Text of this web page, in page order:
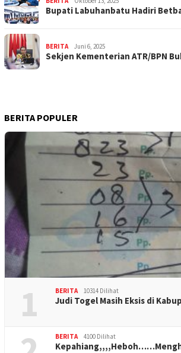
Bupati Labuhanbatu Hadiri
BERITA Juni 6, 2025
Sekjen Kementerian ATR/BPN
BERITA POPULER
1 BERITA 10314 Dilihat
Judi Togel Masih Eksis di
BERITA 4100 Dilihat